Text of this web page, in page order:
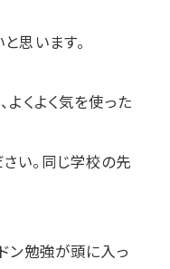
思います。
くよく気を使った
い。同じ学校の先
ン勉強が頭に入っ